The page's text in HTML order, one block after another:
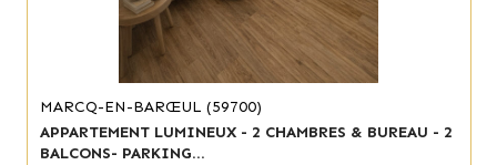
MARCQ-EN-BARŒUL (59700)
APPARTEMENT LUMINEUX - 2 CHAMBRES & BUREAU - 2
BALCONS- PARKING...